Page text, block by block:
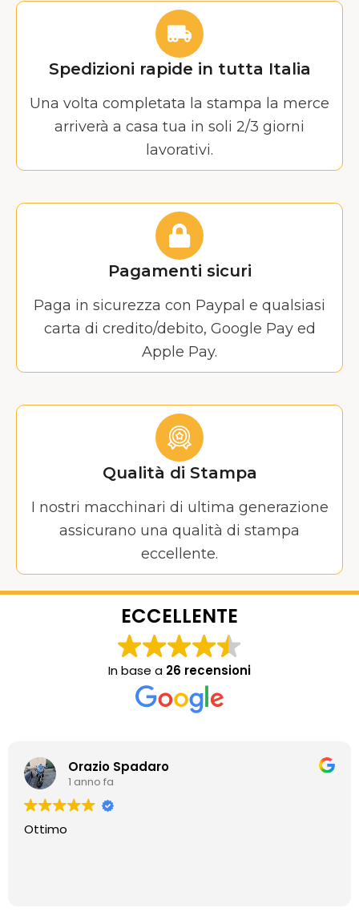
Spedizioni rapide in tutta Italia
Una volta completata la stampa la merce
arriverà a casa tua in soli 2/3 giorni
lavorativi.
Pagamenti sicuri
Paga in sicurezza con Paypal e qualsiasi
carta di credito/debito, Google Pay ed
Apple Pay.
Qualità di Stampa
I nostri macchinari di ultima generazione
assicurano una qualità di stampa
eccellente.
ECCELLENTE
In base a 26 recensioni
Orazio Spadaro
1 anno fa
Ottimo